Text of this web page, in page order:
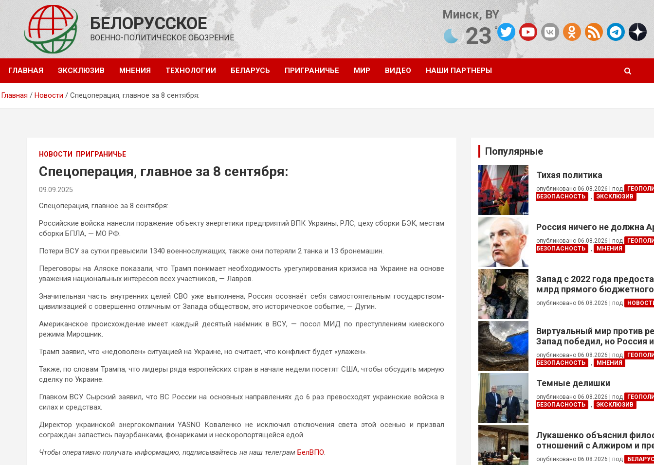
содержимому
БЕЛОРУССКОЕ
ВОЕННО-ПОЛИТИЧЕСКОЕ ОБОЗРЕНИЕ
Минск, BY
23°C
Погода от OpenWeatherMap
ГЛАВНАЯ ЭКСКЛЮЗИВ МНЕНИЯ ТЕХНОЛОГИИ БЕЛАРУСЬ ПРИГРАНИЧЬЕ МИР ВИДЕО НАШИ ПАРТНЕРЫ
Главная Новости Спецоперация, главное за 8 сентября:
НОВОСТИ ПРИГРАНИЧЬЕ
Спецоперация, главное за 8 сентября:
09.09.2025
Спецоперация, главное за 8 сентября:.
Российские войска нанесли поражение объекту энергетики предприятий ВПК Украины, РЛС, цеху сборки БЭК, местам
сборки БПЛА, — МО РФ.
Потери ВСУ за сутки превысили 1340 военнослужащих, также они потеряли 2 танка и 13 бронемашин.
Переговоры на Аляске показали, что Трамп понимает необходимость урегулирования кризиса на Украине на основе
уважения национальных интересов всех участников, — Лавров.
Значительная часть внутренних целей СВО уже выполнена, Россия осознаёт себя самостоятельным государством-
цивилизацией с совершенно отличным от Запада обществом, это историческое событие, — Дугин.
Американское происхождение имеет каждый десятый наёмник в ВСУ, — посол МИД по преступлениям киевского
режима Мирошник.
Трамп заявил, что «недоволен» ситуацией на Украине, но считает, что конфликт будет «улажен».
Также, по словам Трампа, что лидеры ряда европейских стран в начале недели посетят США, чтобы обсудить мирную
сделку по Украине.
Главком ВСУ Сырский заявил, что ВС России на основных направлениях до 6 раз превосходят украинские войска в
силах и средствах.
Директор украинской энергокомпании YASNO Коваленко не исключил отключения света этой осенью и призвал
сограждан запастись пауэрбанками, фонариками и нескоропортящейся едой.
Чтобы оперативно получать информацию, подписывайтесь на наш телеграм БелВПО.
Популярные
Тихая политика
опубликовано 06.08.2026 под
БЕЗОПАСНОСТЬ
, ЭКСКЛЮЗИВ
Россия ничего не должна
опубликовано 06.08.2026 под
БЕЗОПАСНОСТЬ
, МНЕНИЯ
Запад с 2022 года
млрд прямого бюджетного
финансирования — глава
Украины
опубликовано 06.08.2026 под
Виртуальный мир против
Запад победил, но Россия
опубликовано 06.08.2026 под
БЕЗОПАСНОСТЬ
, МНЕНИЯ
Темные делишки
опубликовано 06.08.2026 под
БЕЗОПАСНОСТЬ
, ЭКСКЛЮЗИВ
Лукашенко объяснил
отношений с Алжиром и
ускорить реализацию
опубликовано 06.08.2026 под